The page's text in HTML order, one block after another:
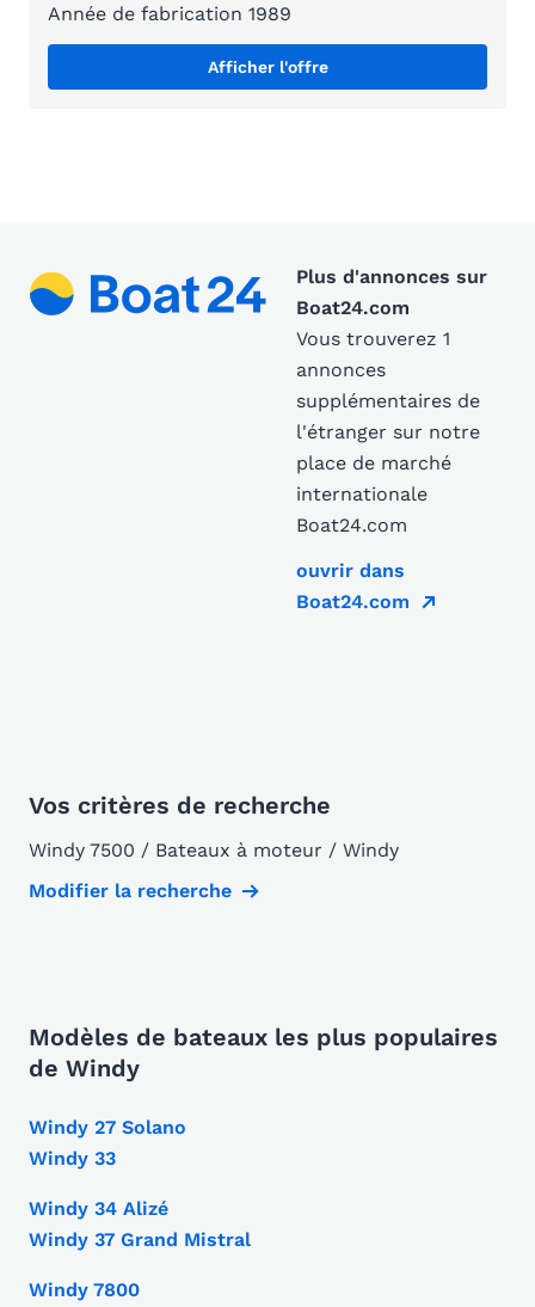
Année de fabrication 1989
Afficher l'offre
Plus d'annonces sur
Boat24.com
Vous trouverez 1
annonces
supplémentaires de
l'étranger sur notre
place de marché
internationale
Boat24.com
ouvrir dans
Boat24.com
Vos critères de recherche
Windy 7500 / Bateaux à moteur / Windy
Modifier la recherche
Modèles de bateaux les plus populaires
de Windy
Windy 27 Solano
Windy 33
Windy 34 Alizé
Windy 37 Grand Mistral
Windy 7800